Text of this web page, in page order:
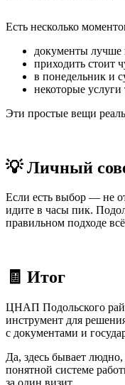
Есть несколько
документы лучше
приходить стоит
в понедельник и
некоторые
Эти простые вещи
💡 Личный
Если есть выбор — не
идите в часы пик.
правильном подходе
🧾 Итог
ЦНАП Подольского
инструмент для
с документами и
Да, здесь бывает
понятной системе